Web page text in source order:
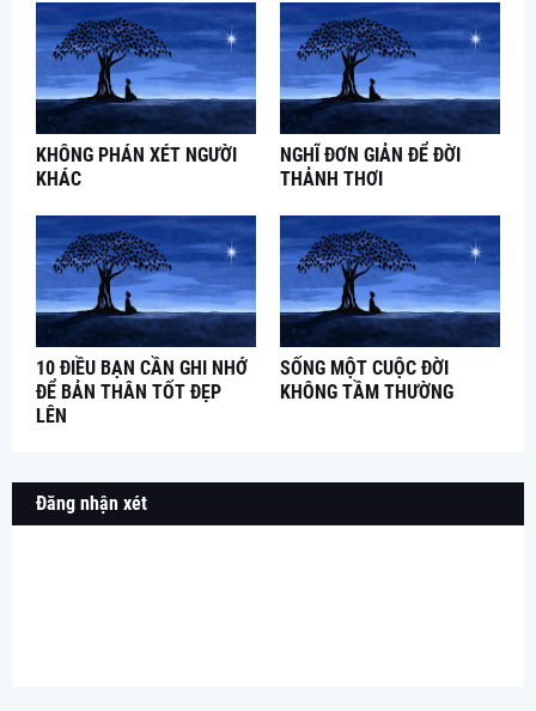
KHÔNG PHÁN XÉT NGƯỜI
KHÁC
NGHĨ ĐƠN GIẢN ĐỂ ĐỜI
THẢNH THƠI
10 ĐIỀU BẠN CẦN GHI NHỚ
ĐỂ BẢN THÂN TỐT ĐẸP
LÊN
SỐNG MỘT CUỘC ĐỜI
KHÔNG TẦM THƯỜNG
Đăng nhận xét